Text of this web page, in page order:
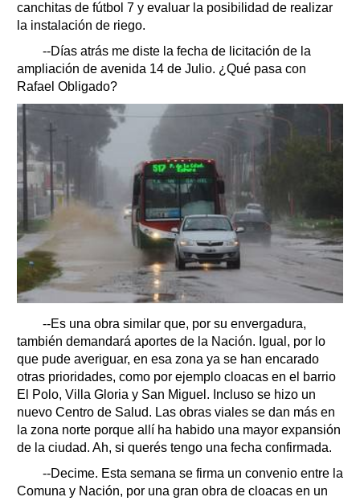
canchitas de fútbol 7 y evaluar la posibilidad de realizar
la instalación de riego.
--Días atrás me diste la fecha de licitación de la
ampliación de avenida 14 de Julio. ¿Qué pasa con
Rafael Obligado?
--Es una obra similar que, por su envergadura,
también demandará aportes de la Nación. Igual, por lo
que pude averiguar, en esa zona ya se han encarado
otras prioridades, como por ejemplo cloacas en el barrio
El Polo, Villa Gloria y San Miguel. Incluso se hizo un
nuevo Centro de Salud. Las obras viales se dan más en
la zona norte porque allí ha habido una mayor expansión
de la ciudad. Ah, si querés tengo una fecha confirmada.
--Decime. Esta semana se firma un convenio entre la
Comuna y Nación, por una gran obra de cloacas en un